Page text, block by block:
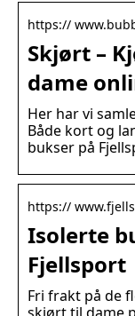
https://
Skjørt –
dame
Her har vi
Både kort og
bukser på
https://
Isolerte
Fjellsport
Fri frakt på de